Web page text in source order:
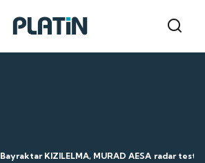
Bayraktar KIZILELMA, MURAD AESA radar test